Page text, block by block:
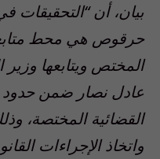
بيان، أن
حرقوص هي محط
المختص ويتابعها وزير
عادل نصار ضمن
القضائية المختصة،
واتخاذ الإجراءات